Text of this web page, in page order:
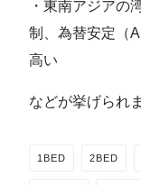
・東南アジアの
制、為替安定（
高い
などが挙げられ
1BED 2BED